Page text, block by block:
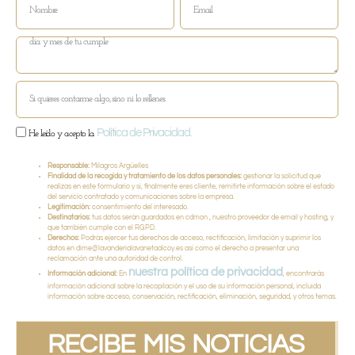
He leído y acepto la Política de Privacidad.
Responsable: Milagros Argüelles
Finalidad de la recogida y tratamiento de los datos personales: gestionar la solicitud que
realizas en este formulario y si, finalmente eres cliente, remitirte información sobre el estado
del servicio contratado y comunicaciones sobre la empresa.
Legitimación: consentimiento del interesado.
Destinatarios: tus datos serán guardados en cdmon , nuestro proveedor de email y hosting, y
que también cumple con el RGPD.
Derechos: Podrás ejercer tus derechos de acceso, rectificación, limitación y suprimir los
datos en dime@lavanderialavanetaalcoy.es así como el derecho a presentar una
reclamación ante una autoridad de control.
Información adicional: En nuestra política de privacidad , encontrarás
información adicional sobre la recopilación y el uso de su información personal, incluida
información sobre acceso, conservación, rectificación, eliminación, seguridad, y otros temas.
RECIBE MIS NOTICIAS